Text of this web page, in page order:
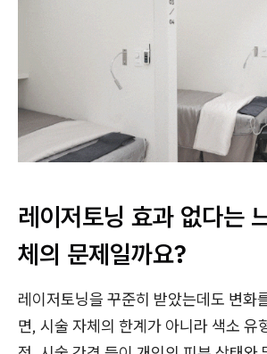
레이저토닝 효과 없다는
체의 문제일까요?
레이저토닝을 꾸준히 받았는데도 변화
면, 시술 자체의 한계가 아니라 색소 유